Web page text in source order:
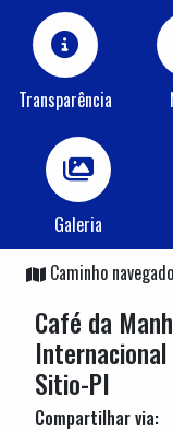
Transparência
Galeria
Caminho navegado
Café da
Sitio-PI
Compartilhar via: